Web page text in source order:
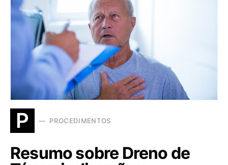
P PROCEDIMENTOS
Resumo sobre Dreno de